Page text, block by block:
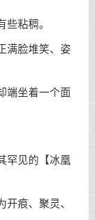
粘稠。
脸堆笑、姿
坐着一个面
见的【冰凰
痕、聚灵、